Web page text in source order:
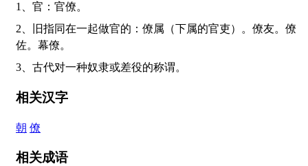
1、官：官僚。
2、旧指同在一起做官的：僚属（下属的官吏）。僚友。僚
佐。幕僚。
3、古代对一种奴隶或差役的称谓。
相关汉字
朝 僚
相关成语